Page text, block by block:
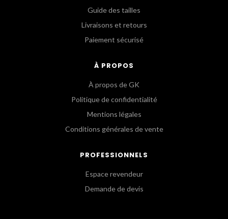
Guide des tailles
Livraisons et retours
Paiement sécurisé
À PROPOS
À propos de GK
Politique de confidentialité
Mentions légales
Conditions générales de vente
PROFESSIONNELS
Espace revendeur
Demande de devis